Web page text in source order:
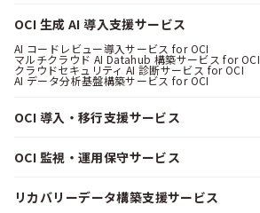
OCI 生成 AI 導入支援サービス
AI コードレビュー導入サービス for OCI
マルチクラウド AI Datahub 構築サービス for OCI
クラウドセキュリティ AI 診断サービス for OCI
AI データ分析基盤構築サービス for OCI
OCI 導入・移行支援サービス
OCI 監視・運用保守サービス
リカバリーデータ構築支援サービス